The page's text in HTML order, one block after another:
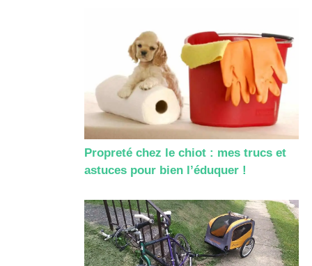
Propreté chez le chiot : mes trucs et
astuces pour bien l’éduquer !